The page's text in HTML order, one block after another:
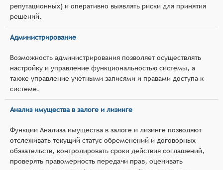
репутационных) и оперативно выявлять риски для принятия
решений.
Администрирование
Возможность администрирования позволяет осуществлять
настройку и управление функциональностью системы, а
также управление учётными записями и правами доступа к
системе.
Анализ имущества в залоге и лизинге
Функции Анализа имущества в залоге и лизинге позволяют
отслеживать текущий статус обременений и договорных
обязательств, контролировать сроки действия соглашений,
проверять правомерность передачи прав, оценивать